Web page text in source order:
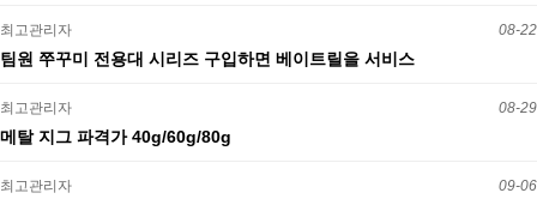
최고관리자 08-22
팀원 쭈꾸미 전용대 시리즈 구입하면 베이트릴을 서비스
최고관리자 08-29
메탈 지그 파격가 40g/60g/80g
최고관리자 09-06